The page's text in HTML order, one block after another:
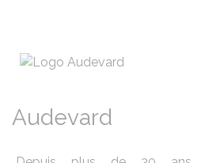
Audevard